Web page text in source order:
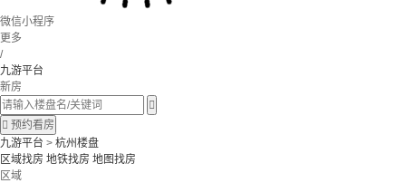
微信小程序
更多
/
九游平台
新房

 预约看房
九游平台 > 杭州楼盘
区域找房 地铁找房 地图找房
区域